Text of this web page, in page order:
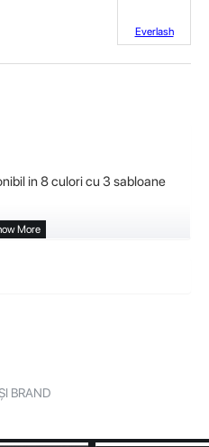
Everlash
in 8 culori cu 3 sabloane
BRAND